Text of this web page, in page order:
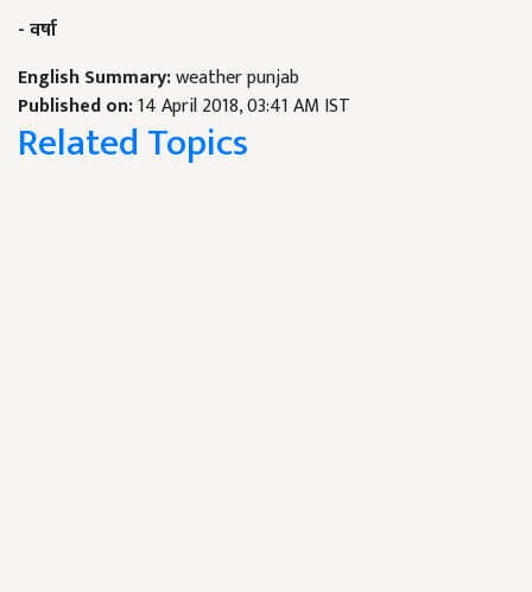
- वर्षा
English Summary:weather punjab
Published on:14 April 2018, 03:41 AM IST
Related Topics